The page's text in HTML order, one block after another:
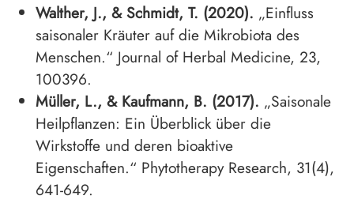
Walther, J., & Schmidt, T. (2020). „Einfluss
saisonaler Kräuter auf die Mikrobiota des
Menschen.“ Journal of Herbal Medicine, 23,
100396.
Müller, L., & Kaufmann, B. (2017). „Saisonale
Heilpflanzen: Ein Überblick über die
Wirkstoffe und deren bioaktive
Eigenschaften.“ Phytotherapy Research, 31(4),
641-649.